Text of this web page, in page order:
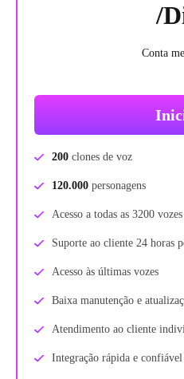
/
Conta
200 clones de voz
120.000 personagens
Acesso a todas as 3200
Suporte ao cliente 24 horas
Acesso às últimas vozes
Baixa manutenção e
Atendimento ao cliente
Integração rápida e confiável